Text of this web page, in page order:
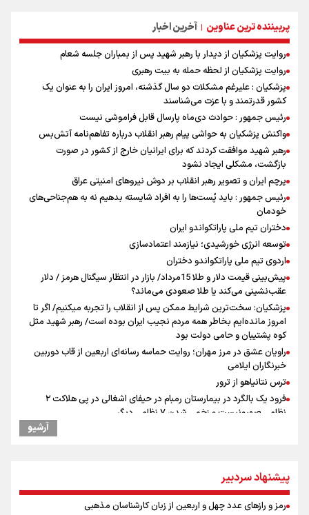
پربیننده ترین عناوین | آخرین اخبار
روایت پزشکیان از دیدار با رهبر شهید پس از بمباران جلسه شعام
روایت پزشکیان از لحظه حمله به بیت رهبری
پزشکیان : علیرغم مشکلات دو سال گذشته، امروز ایران را به عنوان یک
کشور قدرتمند و با عزت می‌شناسند
رئیس جمهور : حوادث دی‌ماه پارسال قابل فراموشی نیست
واکنش پزشکیان به حواشی پیام رهبر انقلاب درباره تفاهم‌نامه آتش‌بس
رهبر شهید موافقت کردند که برای ایرانیان خارج از کشور در صورت
بازگشت، مشکلی ایجاد نشود
پرچم ایران و تصویر رهبر انقلاب بر دوش نیروهای امنیتی عراق
رئیس جمهور : باید پُست‌ها را به افراد شایسته بدهیم نه به هم‌جناحی‌های
خودمان
دختران تیم ملی پاراتکواندو ایران
توسعه انرژی خورشیدی؛ نیازمند اعتمادسازی
اردوی تیم ملی پاراتکواندو دختران
پیش‌بینی قیمت دلار و طلا 15مرداد/ بازار در انتظار سیگنال هرمز / دلار
عقب‌نشینی می‌کند یا طلا صعودی می‌ماند؟
پزشکیان: سخت‌ترین شرایط ممکن پس از انقلاب را تجربه میکنیم/ اگر تا
امروز مانده‌ایم بخاطر همه‌ مردم نجیب ایران بوده است/ رهبر شهید مثل
کوه پشتیبان و حامی دولت بود
راویان عشق در مرز مهران؛ روایت حماسه‌ رسانه‌ای اربعین از قاب دوربین
خبرنگاران ایلامی
ترس نتانیاهو از ترور
فرود یک بالگرد در بیمارستان رمبام در حیفای اشغالی در پی هلاکت ۲
نظامی صهیونیست و زخمی شدن ۷ نظامی دیگر
ارتش صهیونیستی زمین‌های کشاورزی در جنوب لبنان را به آتش کشید
امنیت نخواهد داشت
مستمری مددجویان کفاف زندگی را نمی‌دهد / حمایت از ۱۹هزار زن‌
سرپرست خانوار
آرشیو
پیشنهاد سردبیر
رمز و رازهای عدد چهل و اربعین از زبان کارشناسان مذهبی